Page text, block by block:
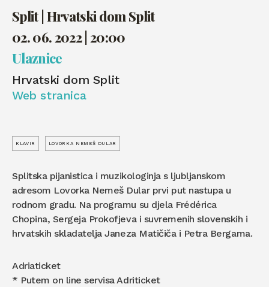
Split | Hrvatski dom Split
02. 06. 2022 | 20:00
Ulaznice
Hrvatski dom Split
Web stranica
KLAVIR LOVORKA NEMEŠ DULAR
Splitska pijanistica i muzikologinja s ljubljanskom
adresom Lovorka Nemeš Dular prvi put nastupa u
rodnom gradu. Na programu su djela Frédérica
Chopina, Sergeja Prokofjeva i suvremenih slovenskih i
hrvatskih skladatelja Janeza Matičiča i Petra Bergama.
Adriaticket
* Putem on line servisa Adriticket